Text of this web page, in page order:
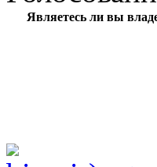
Являетесь ли вы